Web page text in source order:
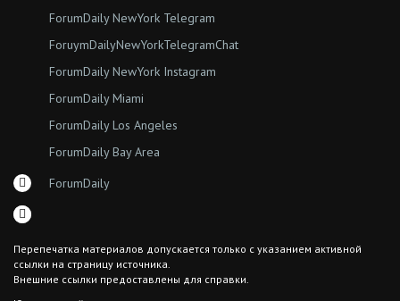
ForumDaily NewYork Telegram
ForuymDailyNewYorkTelegramChat
ForumDaily NewYork Instagram
ForumDaily Miami
ForumDaily Los Angeles
ForumDaily Bay Area
ForumDaily
Перепечатка материалов допускается только с указанием активной
ссылки на страницу источника.
Внешние ссылки предоставлены для справки.